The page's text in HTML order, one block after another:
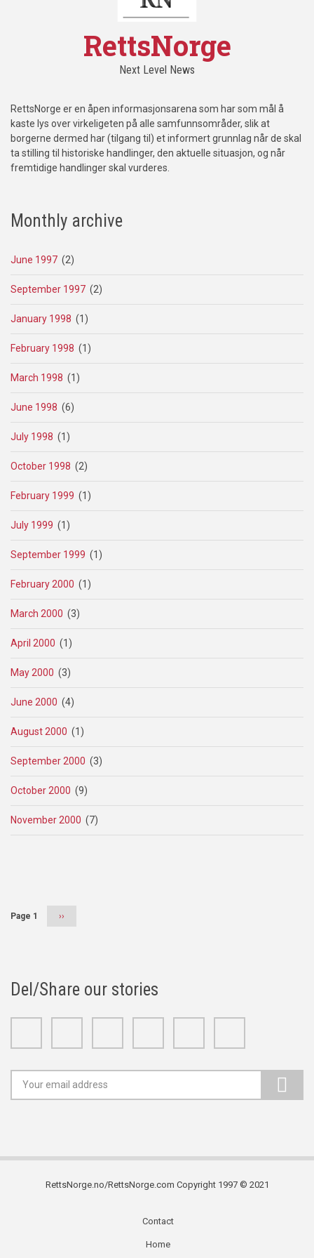
RettsNorge
Next Level News
RettsNorge er en åpen informasjonsarena som har som mål å
kaste lys over virkeligeten på alle samfunnsområder, slik at
borgerne dermed har (tilgang til) et informert grunnlag når de skal
ta stilling til historiske handlinger, den aktuelle situasjon, og når
fremtidige handlinger skal vurderes.
Monthly archive
June 1997 (2)
September 1997 (2)
January 1998 (1)
February 1998 (1)
March 1998 (1)
June 1998 (6)
July 1998 (1)
October 1998 (2)
February 1999 (1)
July 1999 (1)
September 1999 (1)
February 2000 (1)
March 2000 (3)
April 2000 (1)
May 2000 (3)
June 2000 (4)
August 2000 (1)
September 2000 (3)
October 2000 (9)
November 2000 (7)
Page 1
Next
››
Del/Share our stories
RettsNorge.no/RettsNorge.com Copyright 1997 © 2021
Contact
Home